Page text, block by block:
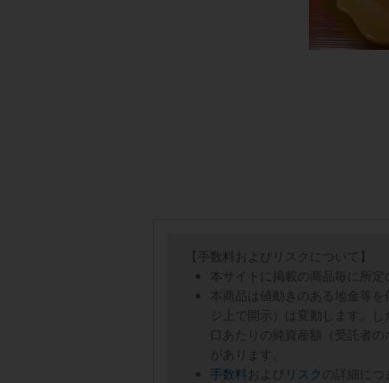
【手数料およびリスクについて】
本サイトに掲載の商品毎に所
本商品は値動きのある地金等
ジ上で開示）は変動します。
口あたりの純資産額（受託者
があります。
手数料 および リスク の詳細につ